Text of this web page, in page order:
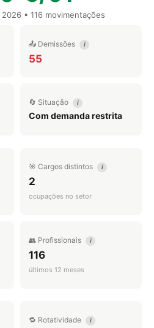
2026 • 116 movimentações
📤 Demissões i
55
🔄 Situação i
Com demanda restrita
🎯 Cargos distintos i
2
ocupações no setor
👥 Profissionais i
116
últimos 12 meses
🔁 Rotatividade i